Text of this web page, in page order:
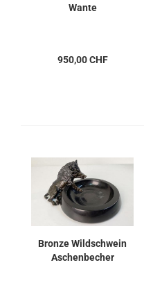
Wante
950,00 CHF
Bronze Wildschwein
Aschenbecher